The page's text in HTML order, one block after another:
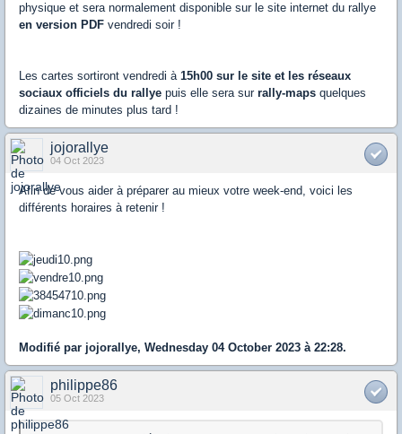
physique et sera normalement disponible sur le site internet du rallye
en version PDF vendredi soir !
Les cartes sortiront vendredi à 15h00 sur le site et les réseaux
sociaux officiels du rallye puis elle sera surrally-maps quelques
dizaines de minutes plus tard !
jojorallye
04 Oct 2023
Afin de vous aider à préparer au mieux votre week-end, voici les
différents horaires à retenir !
Modifié par jojorallye, Wednesday 04 October 2023 à 22:28.
philippe86
05 Oct 2023